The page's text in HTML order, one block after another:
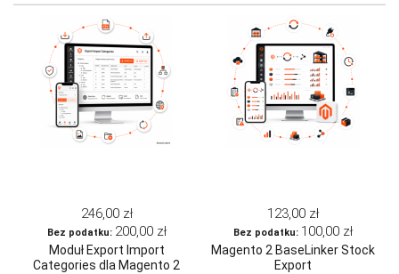
246,00 zł
200,00 zł
Moduł Export Import
Categories dla Magento 2
123,00 zł
100,00 zł
Magento 2 BaseLinker Stock
Export